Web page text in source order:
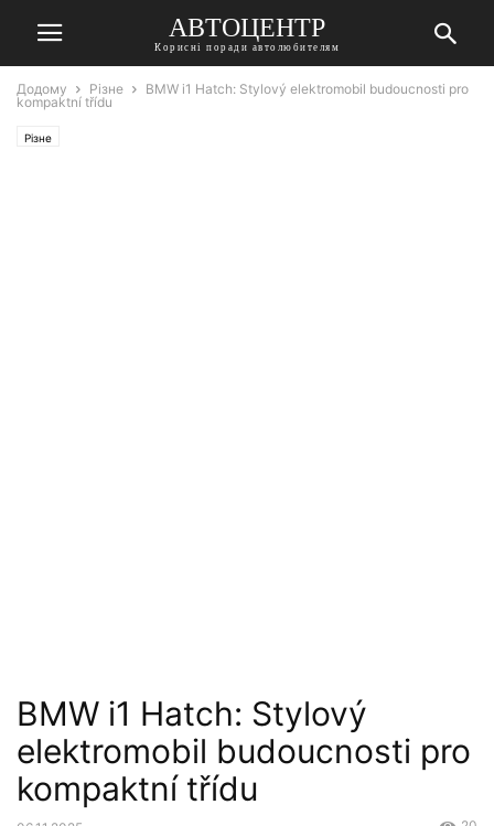
АВТОЦЕНТР
Корисні поради автолюбителям
Додому Різне
BMW i1 Hatch: Stylový elektromobil budoucnosti pro
kompaktní třídu
Різне
BMW i1 Hatch: Stylový
elektromobil budoucnosti pro
kompaktní třídu